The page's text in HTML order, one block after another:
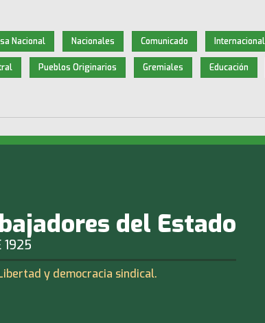
Nacional Nacionales Comunicado
Pueblos Originarios Gremiales Educación
del Estado
1925
y democracia sindical.